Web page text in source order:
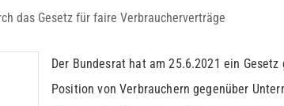
das Gesetz für faire Verbraucherverträge
Der Bundesrat hat am 25.6.2021 ein
Position von Verbrauchern gegenüber